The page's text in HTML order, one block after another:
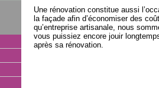
Une rénovation constitue aussi
la façade afin d’économiser des
qu’entreprise artisanale, nous
vous puissiez encore jouir
après sa rénovation.